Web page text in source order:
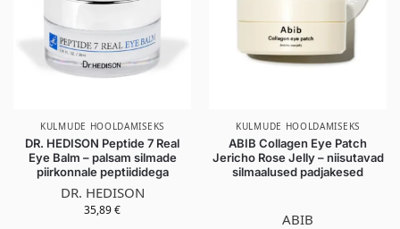
KULMUDE HOOLDAMISEKS
DR. HEDISON Peptide 7 Real
Eye Balm – palsam silmade
piirkonnale peptiididega
DR. HEDISON
35,89€
KULMUDE HOOLDAMISEKS
ABIB Collagen Eye Patch
Jericho Rose Jelly – niisutavad
silmaalused padjakesed
ABIB